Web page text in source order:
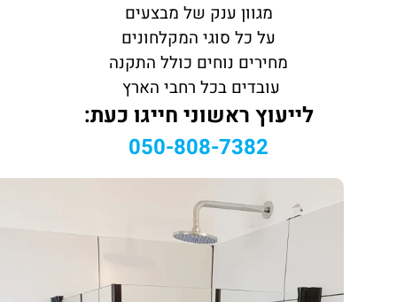
מגוון ענק של מבצעים
על כל סוגי המקלחונים
מחירים נוחים כולל התקנה
עובדים בכל רחבי הארץ
לייעוץ ראשוני חייגו כעת:
050-808-7382